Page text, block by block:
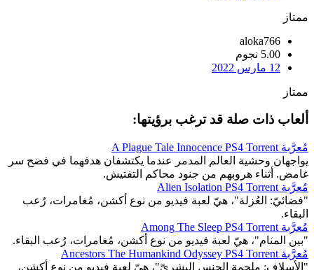
ممتاز
aloka766
5.00 نجوم
12 مارس 2022
ممتاز
ألعاب ذات صلة قد ترغب برؤيتها:
مُعرَّبة A Plague Tale Innocence PS4 Torrent
يواجهان وحشية العالم المدمر عندما يكتشفان هدفهما في فضح سر
غامض. أثناء هروبهم من جنود محاكم التفتيش.
مُعرَّبة Alien Isolation PS4 Torrent
"فضائيّ: العُزلة"، هيّ لعبة فيديو من نوع أكشن، مُغامرات، رُعب
البقاء.
مُعرَّبة Among The Sleep PS4 Torrent
"بين المنام"، هيّ لعبة فيديو من نوع أكشن، مُغامرات، رُعب البقاء.
مُعرَّبة Ancestors The Humankind Odyssey PS4 Torrent
"الأسلاف: ملحمة الجنس البشريّ"، هيّ لعبة فيديو من نوع أكشن،